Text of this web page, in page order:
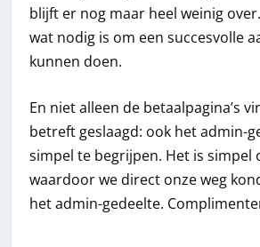
blijft er nog maar heel weinig
wat nodig is om een succesvolle
kunnen doen.
En niet alleen de betaalpagina’s
betreft geslaagd: ook het admin-
simpel te begrijpen. Het is simpel
waardoor we direct onze weg
het admin-gedeelte.